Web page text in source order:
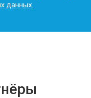
данных.